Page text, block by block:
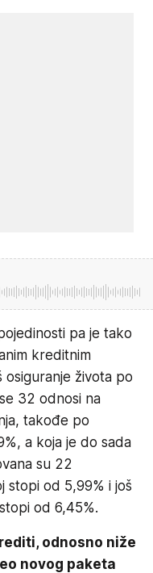
pa je tako
kreditnim
osiguranje života po
32 odnosi na
takođe po
a koja je do sada
su 22
stopi od 5,99% i još
od 6,45%.
odnosno niže
novog paketa